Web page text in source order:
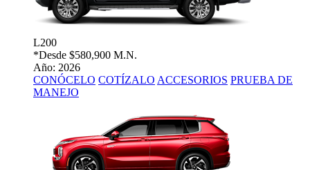
L200
*Desde $580,900 M.N.
Año: 2026
CONÓCELO COTÍZALO ACCESORIOS PRUEBA DE
MANEJO